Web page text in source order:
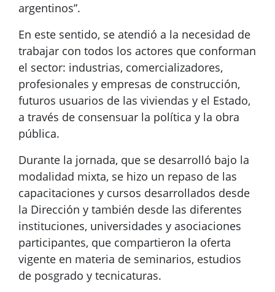
argentinos”.
En este sentido, se atendió a la necesidad de
trabajar con todos los actores que conforman
el sector: industrias, comercializadores,
profesionales y empresas de construcción,
futuros usuarios de las viviendas y el Estado,
a través de consensuar la política y la obra
pública.
Durante la jornada, que se desarrolló bajo la
modalidad mixta, se hizo un repaso de las
capacitaciones y cursos desarrollados desde
la Dirección y también desde las diferentes
instituciones, universidades y asociaciones
participantes, que compartieron la oferta
vigente en materia de seminarios, estudios
de posgrado y tecnicaturas.